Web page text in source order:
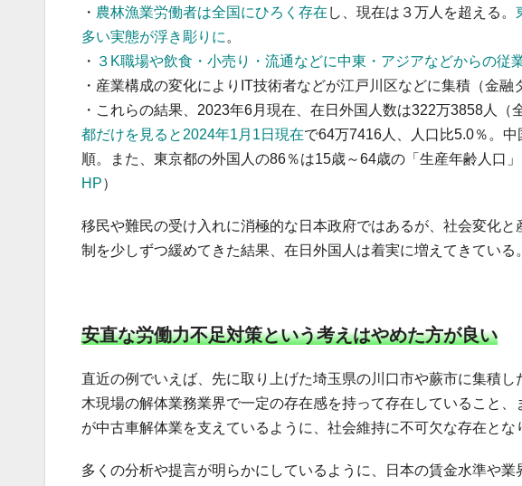
・ 農林漁業労働者は全国にひろく存在 し、現在は３万人を超える。
多い実態が浮き彫りに 。
・ ３K職場や飲食・小売り・流通などに中東・アジアなどからの従
・産業構成の変化によりIT技術者などが江戸川区などに集積（金融
・これらの結果、2023年6月現在、在日外国人数は322万3858人（
都だけを見ると2024年1月1日現在で64万7416人、人口比5.0％。
順。また、東京都の外国人の86％は15歳～64歳の「生産年齢人口
HP）
移民や難民の受け入れに消極的な日本政府ではあるが、社会変化
制を少しずつ緩めてきた結果、在日外国人は着実に増えてきている。
安直な労働力不足対策という考えはやめた方が良い
直近の例でいえば、先に取り上げた埼玉県の川口市や蕨市に集積
木現場の解体業務業界で一定の存在感を持って存在していること
が中古車解体業を支えているように、社会維持に不可欠な存在とな
多くの分析や提言が明らかにしているように、日本の賃金水準や